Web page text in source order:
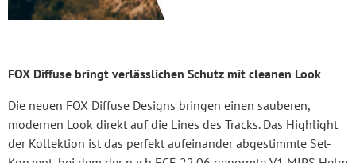
FOX Diffuse bringt verlässlichen Schutz mit cleanen Look
Die neuen FOX Diffuse Designs bringen einen sauberen,
modernen Look direkt auf die Lines des Tracks. Das Highlight
der Kollektion ist das perfekt aufeinander abgestimmte Set-